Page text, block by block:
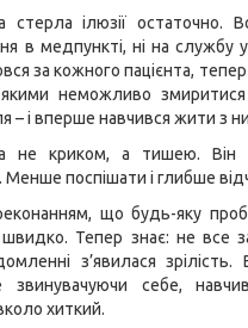
стерла ілюзії остаточно.
в медпункті, ні на службу
за кожного пацієнта,
неможливо
– і вперше навчився жити з
не криком, а тишею.
Менше поспішати і глибше
що будь-яку
Тепер знає: не все
з’явилася зрілість.
себе,
хиткий.